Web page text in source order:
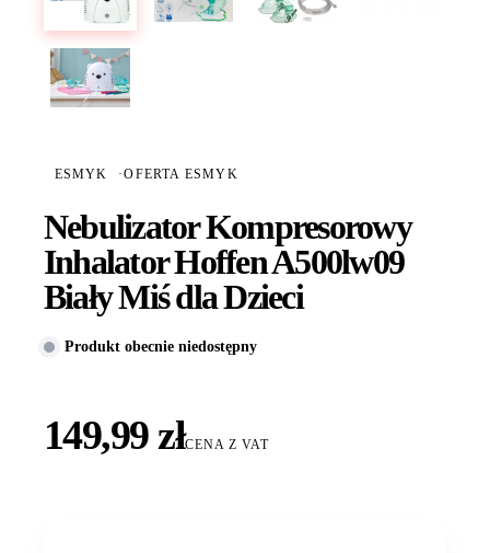
ESMYK ·OFERTA ESMYK
Nebulizator Kompresorowy
Inhalator Hoffen A500lw09
Biały Miś dla Dzieci
Produkt obecnie niedostępny
149,99 złCENA Z VAT